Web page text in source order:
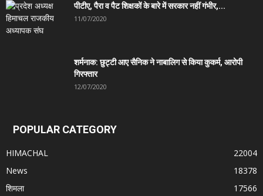
पीटीए, पैरा व पैट शिक्षकों के बारे में सरकार नहीं गंभीर,...
11/07/2020
शर्मनाक: छुट्टी आए सैनिक ने नाबालिग से किया कुकर्म, आरोपी
गिरफ्तार
12/07/2020
POPULAR CATEGORY
HIMACHAL
22004
News
18378
शिमला
17566